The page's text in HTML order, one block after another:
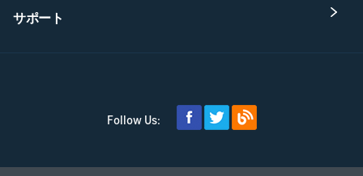
サポート
Follow Us: